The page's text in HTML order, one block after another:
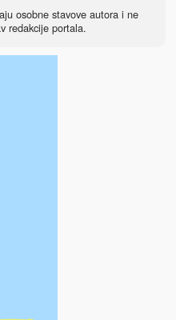
osobne stavove autora i ne
redakcije portala.